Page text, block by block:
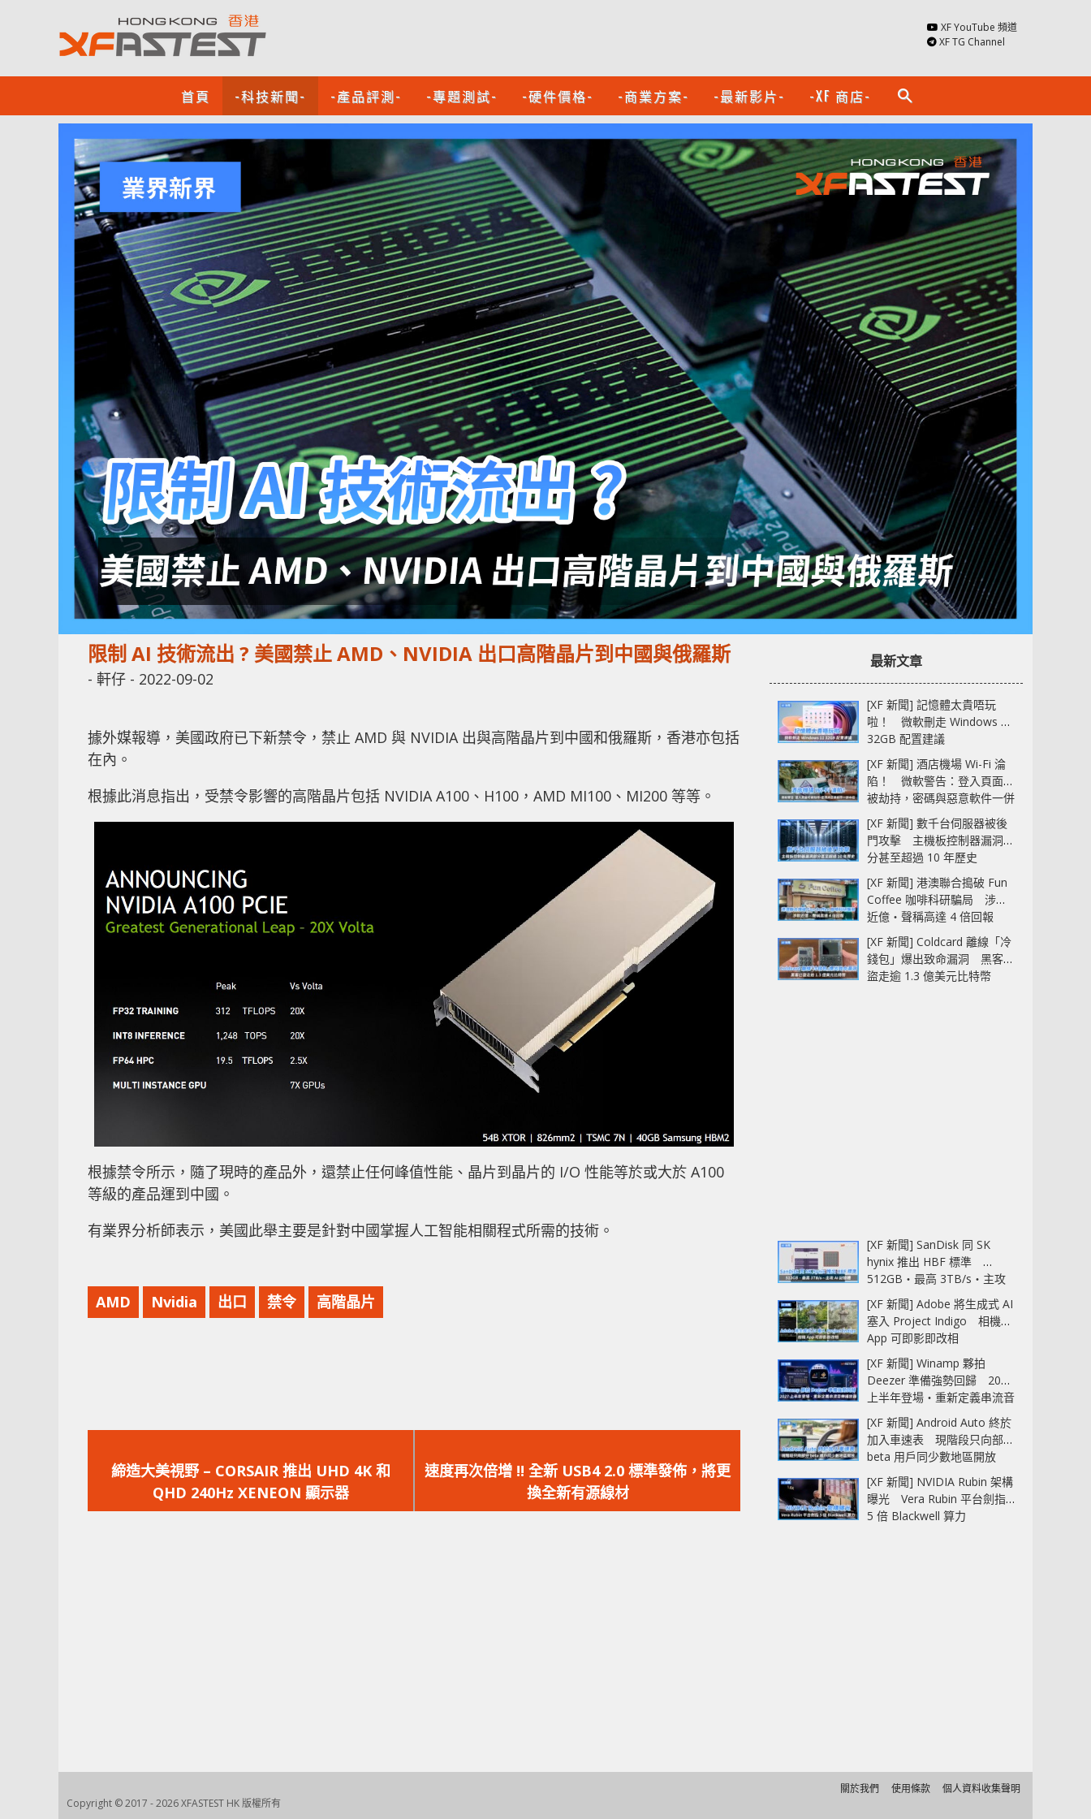
XF YouTube 頻道
XF TG Channel
首頁 -科技新聞- -產品評測- -專題測試- -硬件價格- -商業方案- -最新影片- -XF 商店- search
限制 AI 技術流出 ? 美國禁止 AMD、NVIDIA 出口高階晶片到中國與俄羅斯
- 軒仔 - 2022-09-02
據外媒報導，美國政府已下新禁令，禁止 AMD 與 NVIDIA 出與高階晶片到中國和俄羅斯，香港亦包括
在內。
根據此消息指出，受禁令影響的高階晶片包括 NVIDIA A100、H100，AMD MI100、MI200 等等。
根據禁令所示，隨了現時的產品外，還禁止任何峰值性能、晶片到晶片的 I/O 性能等於或大於 A100
等級的產品運到中國。
有業界分析師表示，美國此舉主要是針對中國掌握人工智能相關程式所需的技術。
AMD Nvidia 出口 禁令 高階晶片
一
篇
文
締造大美視野 – CORSAIR 推出 UHD 4K 和
QHD 240Hz XENEON 顯示器
一
篇
文
速度再次倍增 !! 全新 USB4 2.0 標準發佈，將更
換全新有源線材
最新文章
[XF 新聞] 記憶體太貴唔玩
啦！ 微軟刪走 Windows 11
32GB 配置建議
[XF 新聞] 酒店機場 Wi-Fi 淪
陷！ 微軟警告：登入頁面可
被劫持，密碼與惡意軟件一併
中招
[XF 新聞] 數千台伺服器被後
門攻擊 主機板控制器漏洞部
分甚至超過 10 年歷史
[XF 新聞] 港澳聯合搗破 Fun
Coffee 咖啡科研騙局 涉款
近億‧聲稱高達 4 倍回報
[XF 新聞] Coldcard 離線「冷
錢包」爆出致命漏洞 黑客已
盜走逾 1.3 億美元比特幣
[XF 新聞] SanDisk 同 SK
hynix 推出 HBF 標準
512GB‧最高 3TB/s‧主攻
AI 記憶體
[XF 新聞] Adobe 將生成式 AI
塞入 Project Indigo 相機
App 可即影即改相
[XF 新聞] Winamp 夥拍
Deezer 準備強勢回歸 2027
上半年登場‧重新定義串流音
樂播放器
[XF 新聞] Android Auto 終於
加入車速表 現階段只向部分
beta 用戶同少數地區開放
[XF 新聞] NVIDIA Rubin 架構
曝光 Vera Rubin 平台劍指
5 倍 Blackwell 算力
Copyright © 2017 - 2026 XFASTEST HK 版權所有
關於我們 使用條款 個人資料收集聲明